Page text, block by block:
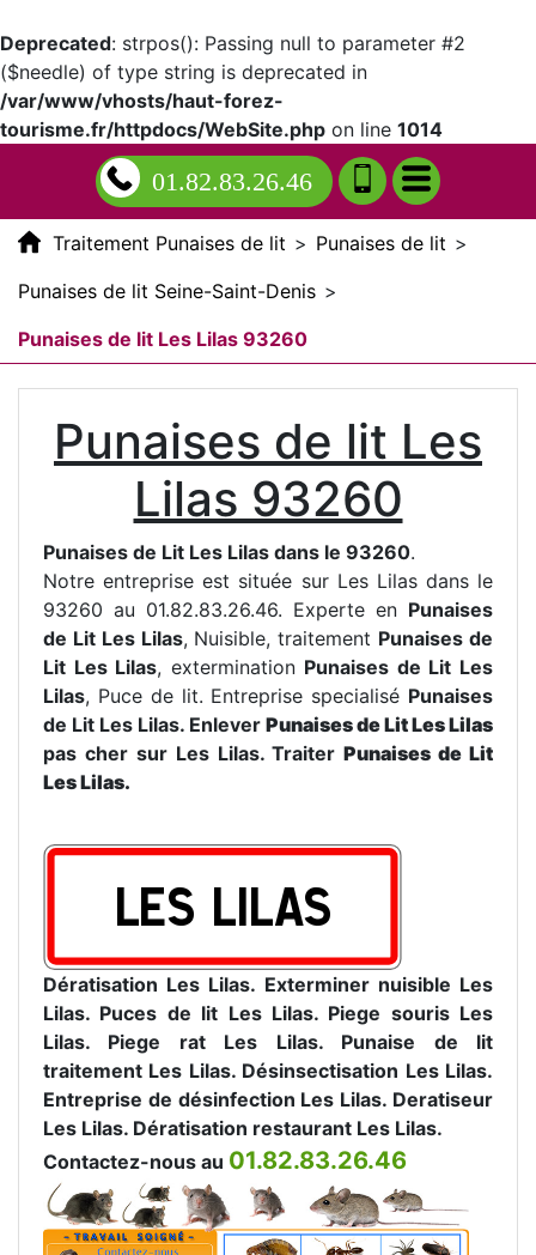
Deprecated: strpos(): Passing null to parameter #2
($needle) of type string is deprecated in
/var/www/vhosts/haut-forez-
tourisme.fr/httpdocs/WebSite.php on line 1014
01.82.83.26.46
Traitement Punaises de lit > Punaises de lit >
Punaises de lit Seine-Saint-Denis >
Punaises de lit Les Lilas 93260
Punaises de lit Les
Lilas 93260
Punaises de Lit Les Lilas dans le 93260.
Notre entreprise est située sur Les Lilas dans le
93260 au 01.82.83.26.46. Experte en Punaises
de Lit Les Lilas, Nuisible, traitement Punaises de
Lit Les Lilas, extermination Punaises de Lit Les
Lilas, Puce de lit. Entreprise specialisé Punaises
de Lit Les Lilas. Enlever Punaises de Lit Les Lilas
pas cher sur Les Lilas. TraiterPunaises de Lit
Les Lilas.
Dératisation Les Lilas. Exterminer nuisible Les
Lilas. Puces de lit Les Lilas. Piege souris Les
Lilas. Piege rat Les Lilas. Punaise de lit
traitement Les Lilas. Désinsectisation Les Lilas.
Entreprise de désinfection Les Lilas. Deratiseur
Les Lilas. Dératisation restaurant Les Lilas.
Contactez-nous au 01.82.83.26.46